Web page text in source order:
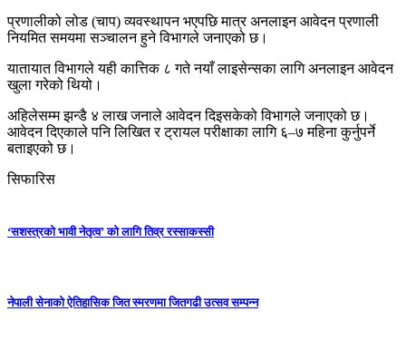
प्रणालीको लोड (चाप) व्यवस्थापन भएपछि मात्र अनलाइन आवेदन प्रणाली
नियमित समयमा सञ्चालन हुने विभागले जनाएको छ।
यातायात विभागले यही कात्तिक ८ गते नयाँ लाइसेन्सका लागि अनलाइन आवेदन
खुला गरेको थियो।
अहिलेसम्म झन्डै ४ लाख जनाले आवेदन दिइसकेको विभागले जनाएको छ।
आवेदन दिएकाले पनि लिखित र ट्रायल परीक्षाका लागि ६–७ महिना कुर्नुपर्ने
बताइएको छ।
सिफारिस
‘सशस्त्रको भावी नेतृत्व’ को लागि तिव्र रस्साकस्सी
नेपाली सेनाको ऐतिहासिक जित स्मरणमा जितगढी उत्सव सम्पन्न